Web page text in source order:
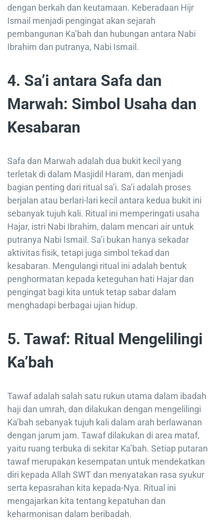
dengan berkah dan keutamaan. Keberadaan Hijr
Ismail menjadi pengingat akan sejarah
pembangunan Ka’bah dan hubungan antara Nabi
Ibrahim dan putranya, Nabi Ismail.
4. Sa’i antara Safa dan
Marwah: Simbol Usaha dan
Kesabaran
Safa dan Marwah adalah dua bukit kecil yang
terletak di dalam Masjidil Haram, dan menjadi
bagian penting dari ritual sa’i. Sa’i adalah proses
berjalan atau berlari-lari kecil antara kedua bukit ini
sebanyak tujuh kali. Ritual ini memperingati usaha
Hajar, istri Nabi Ibrahim, dalam mencari air untuk
putranya Nabi Ismail. Sa’i bukan hanya sekadar
aktivitas fisik, tetapi juga simbol tekad dan
kesabaran. Mengulangi ritual ini adalah bentuk
penghormatan kepada keteguhan hati Hajar dan
pengingat bagi kita untuk tetap sabar dalam
menghadapi berbagai ujian hidup.
5. Tawaf: Ritual Mengelilingi
Ka’bah
Tawaf adalah salah satu rukun utama dalam ibadah
haji dan umrah, dan dilakukan dengan mengelilingi
Ka’bah sebanyak tujuh kali dalam arah berlawanan
dengan jarum jam. Tawaf dilakukan di area mataf,
yaitu ruang terbuka di sekitar Ka’bah. Setiap putaran
tawaf merupakan kesempatan untuk mendekatkan
diri kepada Allah SWT dan menyatakan rasa syukur
serta kepasrahan kita kepada-Nya. Ritual ini
mengajarkan kita tentang kepatuhan dan
keharmonisan dalam beribadah.